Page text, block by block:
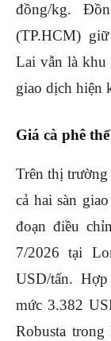
đồng/kg.
(TP.HCM)
Lai vẫn là khu
giao dịch hiện
Giá cà phê
Trên thị trường
cả hai sàn
đoạn điều
7/2026 tại
USD/tấn.
mức 3.382
Robusta